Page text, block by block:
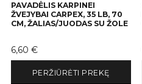
PAVADĖLIS KARPINEI
ŽVEJYBAI CARPEX, 35 LB, 70
CM, ŽALIAS/JUODAS SU ŽOLE
Kaina
6,60 €
PERŽIŪRĖTI PREKĘ